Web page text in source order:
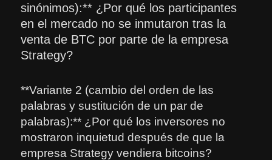
sinónimos):** ¿Por qué los participantes
en el mercado no se inmutaron tras la
venta de BTC por parte de la empresa
Strategy?
**Variante 2 (cambio del orden de las
palabras y sustitución de un par de
palabras):** ¿Por qué los inversores no
mostraron inquietud después de que la
empresa Strategy vendiera bitcoins?